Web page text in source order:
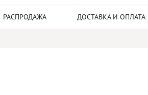
РАСПРОДАЖА ДОСТАВКА И ОПЛАТА